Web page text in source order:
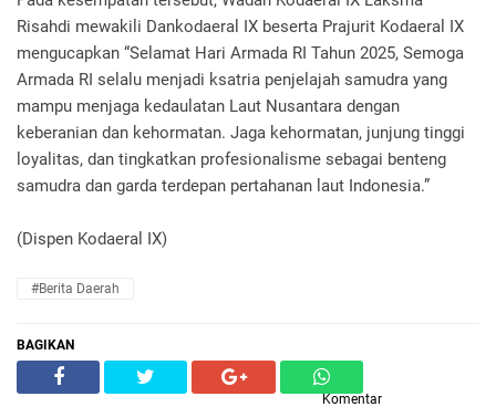
Risahdi mewakili Dankodaeral IX beserta Prajurit Kodaeral IX
mengucapkan “Selamat Hari Armada RI Tahun 2025, Semoga
Armada RI selalu menjadi ksatria penjelajah samudra yang
mampu menjaga kedaulatan Laut Nusantara dengan
keberanian dan kehormatan. Jaga kehormatan, junjung tinggi
loyalitas, dan tingkatkan profesionalisme sebagai benteng
samudra dan garda terdepan pertahanan laut Indonesia.”
(Dispen Kodaeral IX)
#Berita Daerah
BAGIKAN
Komentar